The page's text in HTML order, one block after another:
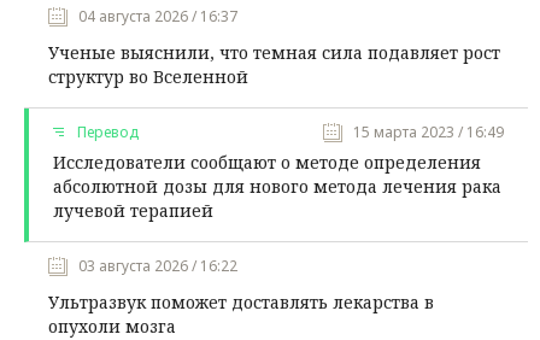
04 августа 2026 / 16:37
Ученые выяснили, что темная сила подавляет рост
структур во Вселенной
Перевод 15 марта 2023 / 16:49
Исследователи сообщают о методе определения
абсолютной дозы для нового метода лечения рака
лучевой терапией
03 августа 2026 / 16:22
Ультразвук поможет доставлять лекарства в
опухоли мозга